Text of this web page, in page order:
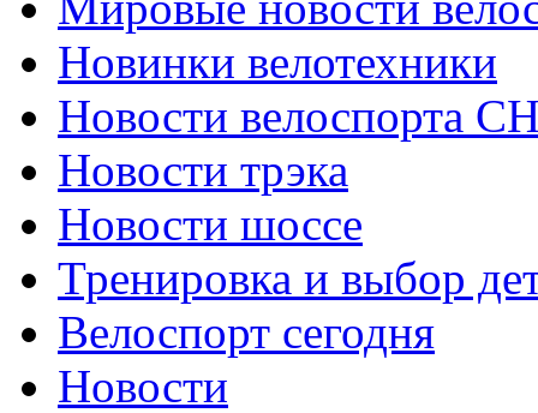
Новинки велотехники
Новости велоспорта
Новости трэка
Новости шоссе
Тренировка и выбор
Велоспорт сегодня
Новости